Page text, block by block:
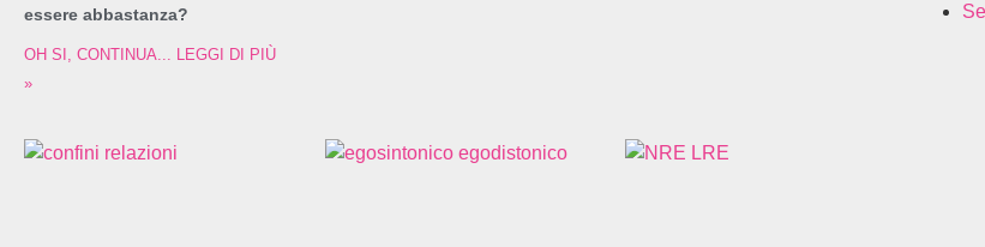
essere abbastanza?
OH SI, CONTINUA... LEGGI DI PIÙ
»